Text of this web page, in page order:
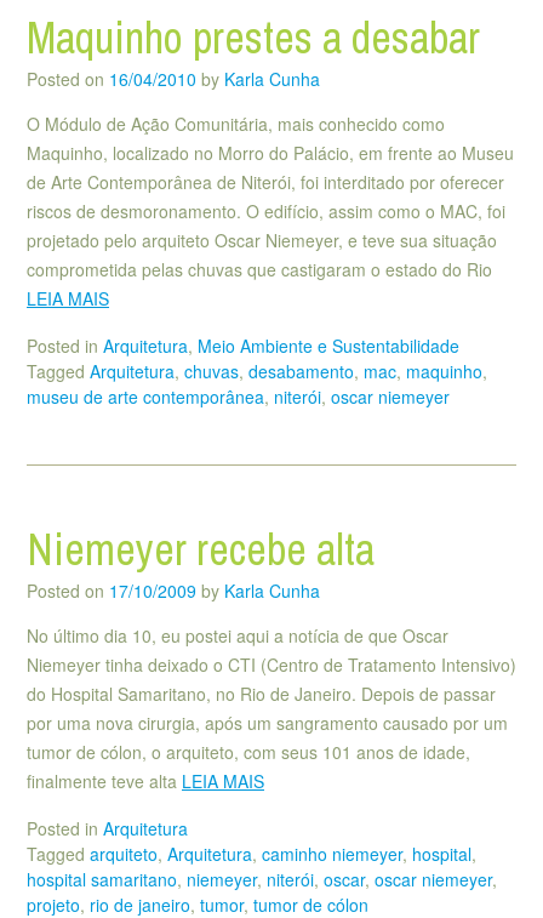
Maquinho prestes a desabar
Posted on 16/04/2010 by Karla Cunha
O Módulo de Ação Comunitária, mais conhecido como
Maquinho, localizado no Morro do Palácio, em frente ao Museu
de Arte Contemporânea de Niterói, foi interditado por oferecer
riscos de desmoronamento. O edifício, assim como o MAC, foi
projetado pelo arquiteto Oscar Niemeyer, e teve sua situação
comprometida pelas chuvas que castigaram o estado do Rio
LEIA MAIS
Posted in Arquitetura, Meio Ambiente e Sustentabilidade
Tagged Arquitetura, chuvas, desabamento, mac, maquinho,
museu de arte contemporânea, niterói, oscar niemeyer
Niemeyer recebe alta
Posted on 17/10/2009 by Karla Cunha
No último dia 10, eu postei aqui a notícia de que Oscar
Niemeyer tinha deixado o CTI (Centro de Tratamento Intensivo)
do Hospital Samaritano, no Rio de Janeiro. Depois de passar
por uma nova cirurgia, após um sangramento causado por um
tumor de cólon, o arquiteto, com seus 101 anos de idade,
finalmente teve alta LEIA MAIS
Posted in Arquitetura
Tagged arquiteto, Arquitetura, caminho niemeyer, hospital,
hospital samaritano, niemeyer, niterói, oscar, oscar niemeyer,
projeto, rio de janeiro, tumor, tumor de cólon